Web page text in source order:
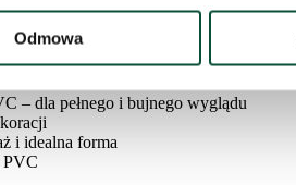
Odmowa
i gęstość
– dla pełnego i bujnego wyglądu
i idealna forma
PVC